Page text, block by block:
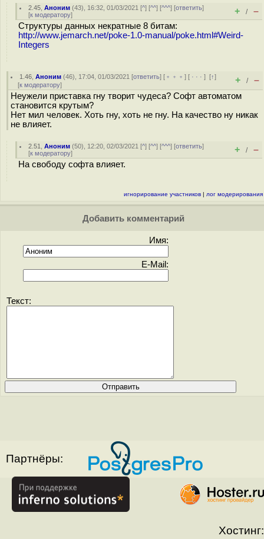
2.45 ,Аноним (43), 16:32, 01/03/2021 [^] [^^] [^^^] [ответить]
[к модератору] + / –
Структуры данных некратные 8 битам:
http://www.jemarch.net/poke-1.0-manual/poke.html#Weird-
Integers
1.46 ,Аноним (46), 17:04, 01/03/2021 [ответить] [ ﹢﹢﹢] [ · · ·][↑]
[к модератору] + / –
Неужели приставка гну творит чудеса? Софт автоматом
становится крутым?
Нет мил человек. Хоть гну, хоть не гну. На качество ну никак
не влияет.
2.51 ,Аноним (50), 12:20, 02/03/2021 [^] [^^] [^^^] [ответить]
[к модератору] + / –
На свободу софта влияет.
игнорирование участников | лог модерирования
Добавить комментарий
Имя:
E-Mail:
Текст:
Партнёры:
Хостинг: